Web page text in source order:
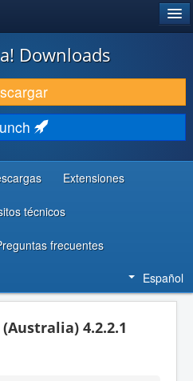
Downloads
Extensiones
técnicos
frecuentes
Español
4.2.2.1